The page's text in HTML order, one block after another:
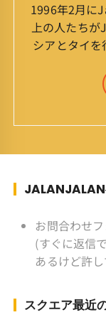
1996年2月に
上の人たち
シアとタイ
森 淳（Jun
7月4日
スポーツ ：
ク
監督
こぼん 」監
目 タ
お問合わせ
(すぐに返信
あるけど許
スクエア最近